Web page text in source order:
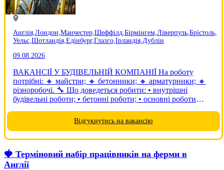
Англія, Лондон, Манчестер, Шеффілд, Бірмінгем, Ліверпуль, Брістоль,
Уельс, Шотландія, Едінбург,Глазго, Ірландія, Дублін
09.08.2026
ВАКАНСІЇ У БУДІВЕЛЬНІЙ КОМПАНІЇ На роботу
потрібні: 🔸 майстри; 🔸 бетонники; 🔸 арматурники; 🔸
різноробочі. 🔧 Що доведеться робити: • внутрішні
будівельні роботи; • бетонні роботи; • основні роботи
до 60 років; • досвід...Відгукнутись на вакансію
🍓 Терміновий набір працівників на ферми в
Англії